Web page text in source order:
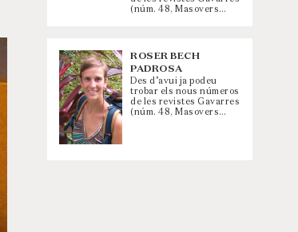
(núm. 48, Masovers…
ROSER BECH
PADROSA
Des d’avui ja podeu
trobar els nous números
de les revistes Gavarres
(núm. 48, Masovers…